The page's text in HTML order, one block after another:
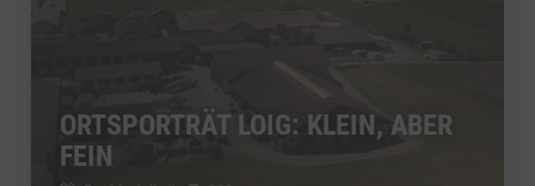
ORTSPORTRÄT LOIG: KLEIN, ABER
FEIN